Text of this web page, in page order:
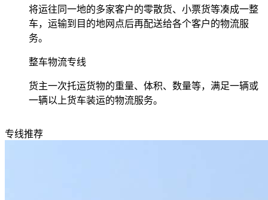
将运往同一地的多家客户的零散货、小票货等凑成一整
车，运输到目的地网点后再配送给各个客户的物流服
务。
整车物流专线
货主一次托运货物的重量、体积、数量等，满足一辆或
一辆以上货车装运的物流服务。
专线推荐